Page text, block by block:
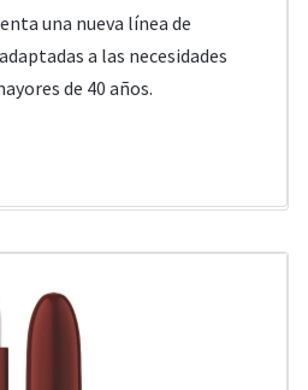
una nueva línea de
a las necesidades
de 40 años.